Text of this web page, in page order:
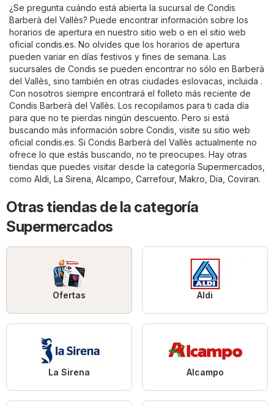
¿Se pregunta cuándo está abierta la sucursal de Condis
Barberà del Vallès? Puede encontrar información sobre los
horarios de apertura en nuestro sitio web o en el sitio web
oficial condis.es. No olvides que los horarios de apertura
pueden variar en días festivos y fines de semana. Las
sucursales de Condis se pueden encontrar no sólo en Barberà
del Vallès, sino también en otras ciudades eslovacas, incluida .
Con nosotros siempre encontrará el folleto más reciente de
Condis Barberà del Vallès. Los recopilamos para ti cada día
para que no te pierdas ningún descuento. Pero si está
buscando más información sobre Condis, visite su sitio web
oficial condis.es. Si Condis Barberà del Vallès actualmente no
ofrece lo que estás buscando, no te preocupes. Hay otras
tiendas que puedes visitar desde la categoría Supermercados
como Aldi La Sirena Alcampo Carrefour, Makro Dia Coviran.
Otras tiendas de la categoría
Supermercados
Ofertas Aldi
La Sirena Alcampo